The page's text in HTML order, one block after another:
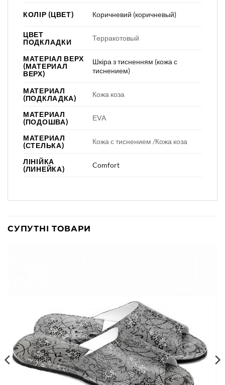
КОЛІР (ЦВЕТ) Коричневий (коричневый)
ЦВЕТ
ПОДКЛАДКИ
Терракотовый
МАТЕРІАЛ ВЕРХ
(МАТЕРИАЛ
ВЕРХ)
Шкіра з тисненням (кожа с
тиснением)
МАТЕРИАЛ
(ПОДКЛАДКА)
Кожа коза
МАТЕРИАЛ
(ПОДОШВА)
ЕVA
МАТЕРИАЛ
(СТЕЛЬКА)
Кожа с тиснением /Кожа коза
ЛІНІЙКА
(ЛИНЕЙКА)
Comfort
СУПУТНІ ТОВАРИ